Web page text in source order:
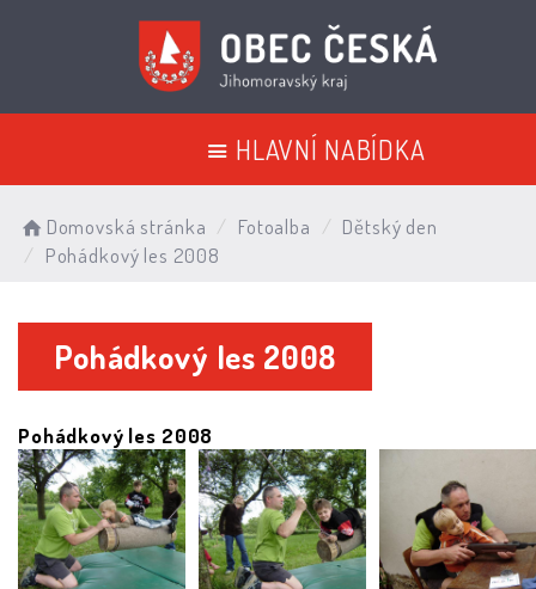
HLAVNÍ NABÍDKA
Domovská stránka Fotoalba
Dětský den
Pohádkový les 2008
Pohádkový les 2008
Pohádkový les 2008